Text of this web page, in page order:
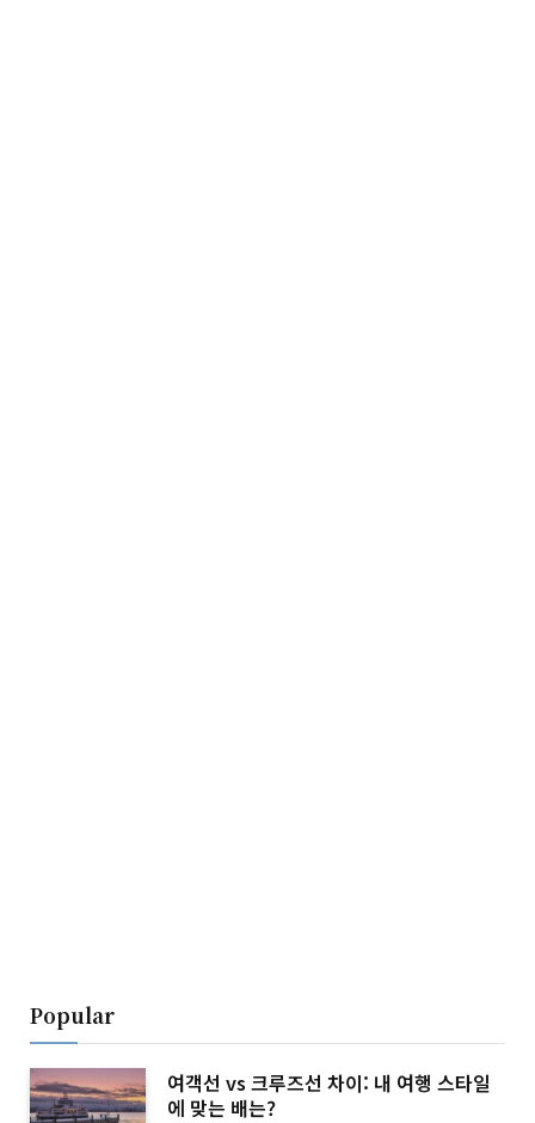
Popular
여객선 vs 크루즈선 차이: 내 여행 스타일
에 맞는 배는?